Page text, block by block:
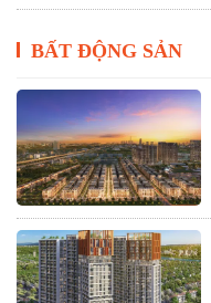
BẤT ĐỘNG SẢN